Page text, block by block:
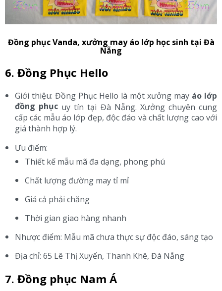
Đồng phục Vanda, xưởng may áo lớp học sinh tại Đà
Nẵng
6. Đồng Phục Hello
Giới thiệu: Đồng Phục Hello là một xưởng may áo lớp
đồng phục uy tín tại Đà Nẵng. Xưởng chuyên cung
cấp các mẫu áo lớp đẹp, độc đáo và chất lượng cao với
giá thành hợp lý.
Ưu điểm:
Thiết kế mẫu mã đa dạng, phong phú
Chất lượng đường may tỉ mỉ
Giá cả phải chăng
Thời gian giao hàng nhanh
Nhược điểm: Mẫu mã chưa thực sự độc đáo, sáng tạo
Địa chỉ: 65 Lê Thị Xuyến, Thanh Khê, Đà Nẵng
7. Đồng phục Nam Á